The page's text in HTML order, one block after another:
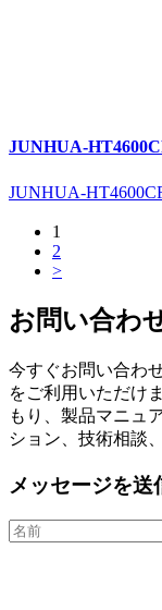
JUNHUA-
JUNHUA-
1
2
>
お問い合わ
今すぐお問い合わ
をご利用いただけ
もり、製品マニュ
ション、技術相談
メッセージを送